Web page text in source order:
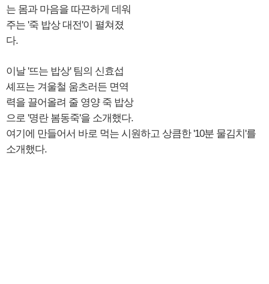
는 몸과 마음을 따끈하게 데워
주는 '죽 밥상 대전'이 펼쳐졌
다.
이날 '뜨는 밥상' 팀의 신효섭
셰프는 겨울철 움츠러든 면역
력을 끌어올려 줄 영양 죽 밥상
으로 '명란 봄동죽'을 소개했다.
여기에 만들어서 바로 먹는 시원하고 상큼한 '10분 물김치'를
소개했다.